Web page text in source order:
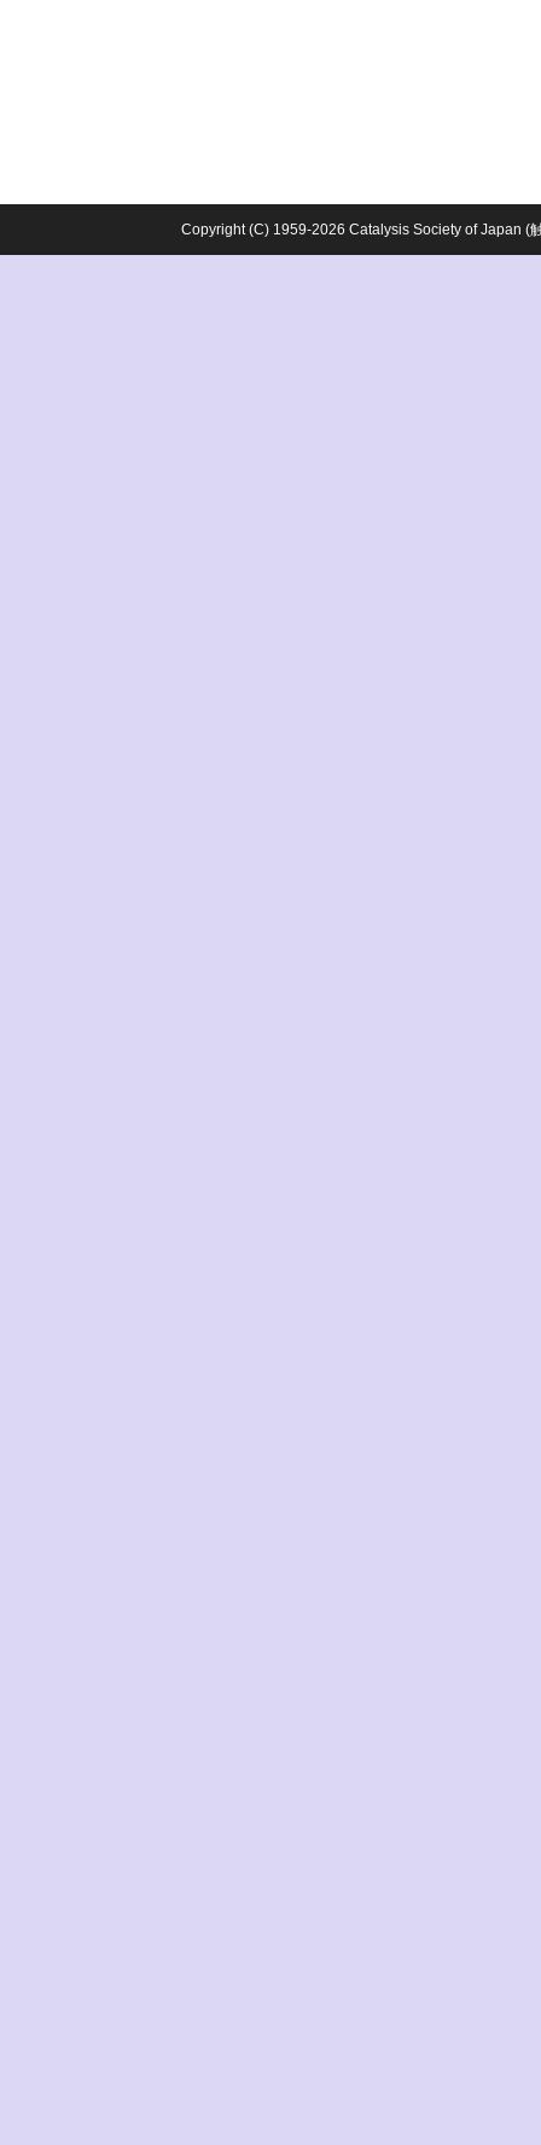
Copyright (C) 1959-2026 Catalysis Society of Japan (